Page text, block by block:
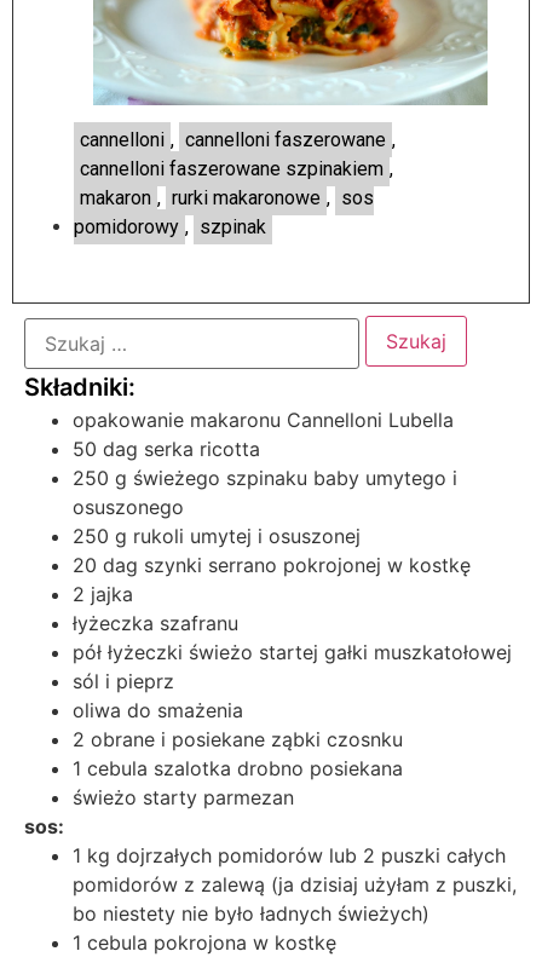
cannelloni , cannelloni faszerowane ,
cannelloni faszerowane szpinakiem ,
makaron , rurki makaronowe , sos
pomidorowy , szpinak
opakowanie makaronu Cannelloni Lubella
50 dag serka ricotta
250 g świeżego szpinaku baby umytego i
osuszonego
250 g rukoli umytej i osuszonej
20 dag szynki serrano pokrojonej w kostkę
2 jajka
łyżeczka szafranu
pół łyżeczki świeżo startej gałki muszkatołowej
sól i pieprz
oliwa do smażenia
2 obrane i posiekane ząbki czosnku
1 cebula szalotka drobno posiekana
świeżo starty parmezan
sos:
1 kg dojrzałych pomidorów lub 2 puszki całych
pomidorów z zalewą (ja dzisiaj użyłam z puszki,
bo niestety nie było ładnych świeżych)
1 cebula pokrojona w kostkę